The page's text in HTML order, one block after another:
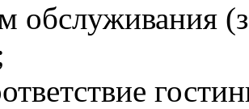
обслуживания